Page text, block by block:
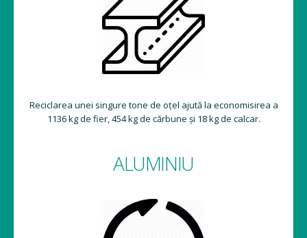
Reciclarea unei singure tone de oțel ajută la economisirea a
1136 kg de fier, 454 kg de cărbune și 18 kg de calcar.
ALUMINIU